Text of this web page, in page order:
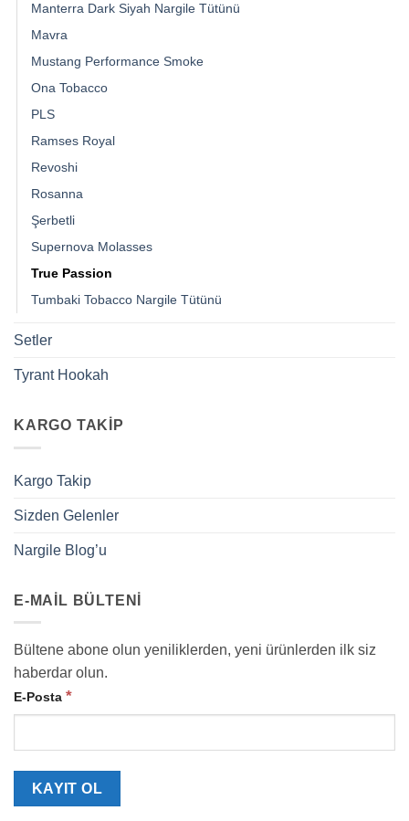
Manterra Dark Siyah Nargile Tütünü
Mavra
Mustang Performance Smoke
Ona Tobacco
PLS
Ramses Royal
Revoshi
Rosanna
Şerbetli
Supernova Molasses
True Passion
Tumbaki Tobacco Nargile Tütünü
Setler
Tyrant Hookah
KARGO TAKIP
Kargo Takip
Sizden Gelenler
Nargile Blog’u
E-MAIL BÜLTENI
Bültene abone olun yeniliklerden, yeni ürünlerden ilk siz
haberdar olun.
E-Posta *